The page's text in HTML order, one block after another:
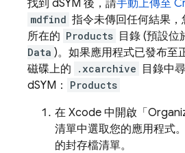
找到 dSYM 後，請手動上傳至
mdfind 指令未傳回任何結果，
所在的 Products 目錄 (預設位
Data )。如果應用程式已發布至
磁碟上的
.xcarchive
目錄中
dSYM：
Products
在 Xcode 中開啟「
清單中選取您的應用程式
的封存檔清單。